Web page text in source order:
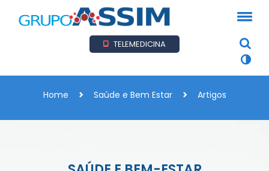
TELEMEDICINA
Home Saúde e Bem Estar Artigos